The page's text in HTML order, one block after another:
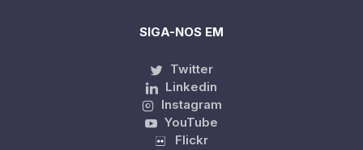
SIGA-NOS EM
Twitter
Linkedin
Instagram
YouTube
Flickr